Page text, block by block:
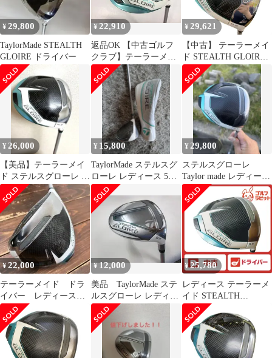
ゴルフクラブ
¥29,800
TaylorMade STEALTH
GLOIRE ドライバー
¥22,910
返品OK 【中古ゴルフ
クラブ】テーラーメイ
ド STEALTH GLOIRE
(ステルス グローレ) ド
ライバー レディス 2022
SPEEDER NX for TM
1W
¥ 29,621
【中古】 テーラーメイ
ド STEALTH GLOIRE
11.5° レディース ドラ
イバー DR SPEEDER
NX for TM(DR) (フレッ
クスA) レディース 女
性用 右利き 右用 Cラン
ク ゴルフクラブ
¥ 26,000
【美品】テーラーメイ
ド ステルスグローレ レ
ディース ドライバー
12.5°
¥ 15,800
TaylorMade ステルスグ
ローレ レディース 5W
FW フレックスL
¥ 29,800
ステルスグローレ
Taylor made レディー
ス ドライバー Lフレ
ックス
¥22,000
テーラーメイド ドラ
イバー レディース
ステルスグローレ
11.5 Flex-A
¥12,000
美品 TaylorMade ステ
ルスグローレ レディー
ス5W19度 Ｌシャフト
¥25,780
レディース テーラーメ
イド STEALTH
GLOIRE 1W 純正カー
ボン A